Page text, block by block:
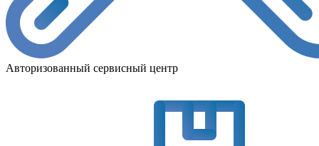
Авторизованный сервисный центр